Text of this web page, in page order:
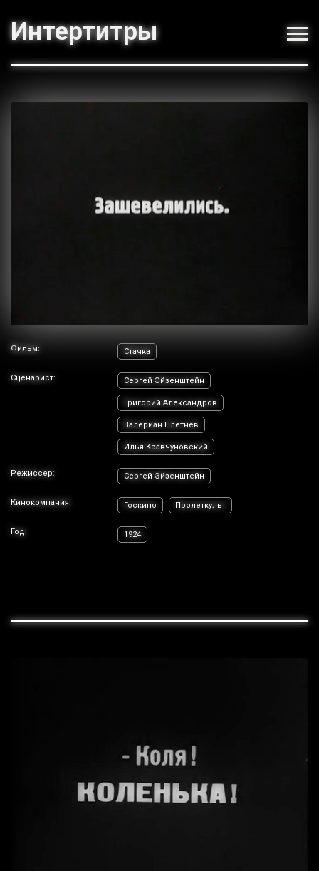
Интертитры
Фильм: Стачка
Сценарист: Сергей Эйзенштейн
Григорий Александров
Валериан Плетнёв
Илья Кравчуновский
Режиссер: Сергей Эйзенштейн
Кинокомпания: Госкино Пролеткульт
Год: 1924